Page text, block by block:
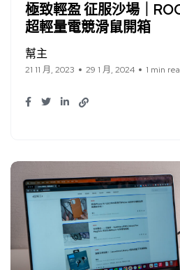
極致輕盈 征服沙場｜
超輕量電競滑鼠開箱
幫主
21 11 月, 2023 29 1 月, 2024 1 min